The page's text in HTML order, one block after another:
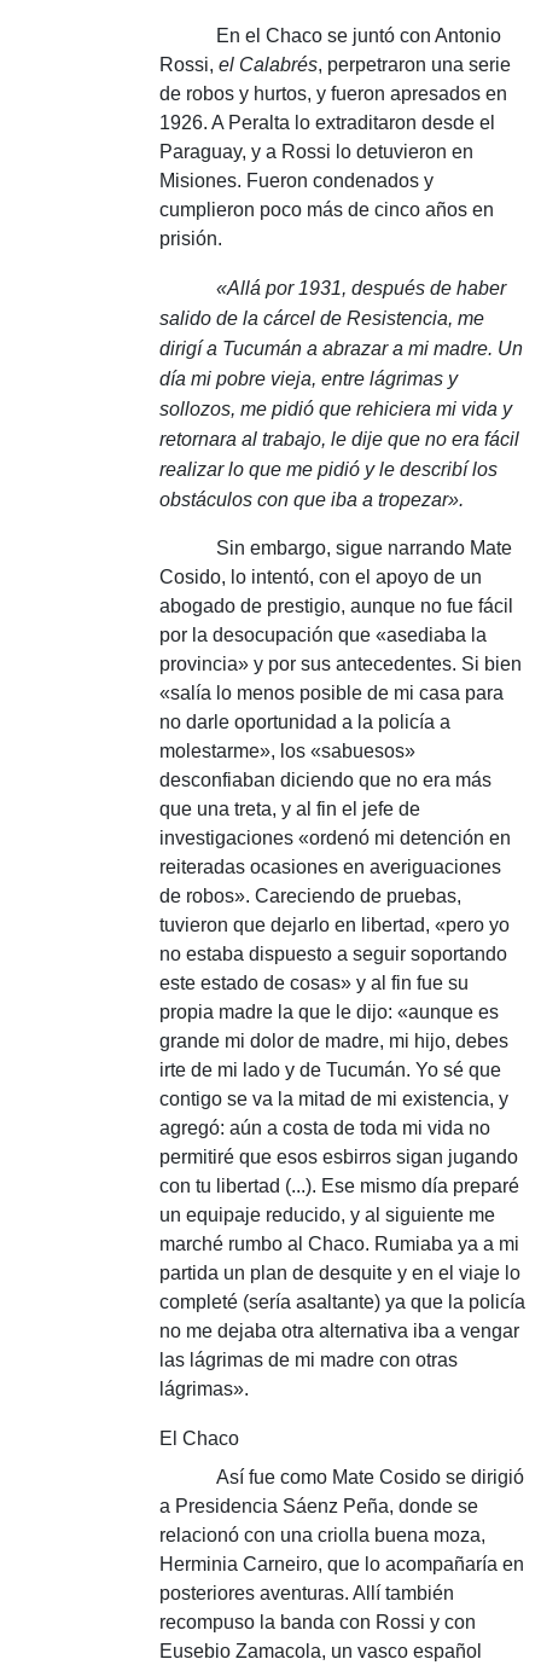
En el Chaco se juntó con Antonio
Rossi, el Calabrés, perpetraron una serie
de robos y hurtos, y fueron apresados ​​en
1926. A Peralta lo extraditaron desde el
Paraguay, y a Rossi lo detuvieron en
Misiones. Fueron condenados y
cumplieron poco más de cinco años en
prisión.
«Allá por 1931, después de haber
salido de la cárcel de Resistencia, me
dirigí a Tucumán a abrazar a mi madre. Un
día mi pobre vieja, entre lágrimas y
sollozos, me pidió que rehiciera mi vida y
retornara al trabajo, le dije que no era fácil
realizar lo que me pidió y le describí los
obstáculos con que iba a tropezar».
Sin embargo, sigue narrando Mate
Cosido, lo intentó, con el apoyo de un
abogado de prestigio, aunque no fue fácil
por la desocupación que «asediaba la
provincia» y por sus antecedentes. Si bien
«salía lo menos posible de mi casa para
no darle oportunidad a la policía a
molestarme», los «sabuesos»
desconfiaban diciendo que no era más
que una treta, y al fin el jefe de
investigaciones «ordenó mi detención en
reiteradas ocasiones en averiguaciones
de robos». Careciendo de pruebas,
tuvieron que dejarlo en libertad, «pero yo
no estaba dispuesto a seguir soportando
este estado de cosas» y al fin fue su
propia madre la que le dijo: «aunque es
grande mi dolor de madre, mi hijo, debes
irte de mi lado y de Tucumán. Yo sé que
contigo se va la mitad de mi existencia, y
agregó: aún a costa de toda mi vida no
permitiré que esos esbirros sigan jugando
con tu libertad (...). Ese mismo día preparé
un equipaje reducido, y al siguiente me
marché rumbo al Chaco. Rumiaba ya a mi
partida un plan de desquite y en el viaje lo
completé (sería asaltante) ya que la policía
no me dejaba otra alternativa iba a vengar
las lágrimas de mi madre con otras
lágrimas».
El Chaco
Así fue como Mate Cosido se dirigió
a Presidencia Sáenz Peña, donde se
relacionó con una criolla buena moza,
Herminia Carneiro, que lo acompañaría en
posteriores aventuras. Allí también
recompuso la banda con Rossi y con
Eusebio Zamacola, un vasco español